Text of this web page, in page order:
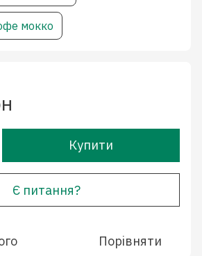
мокко
Купити
Є питання?
Порівняти